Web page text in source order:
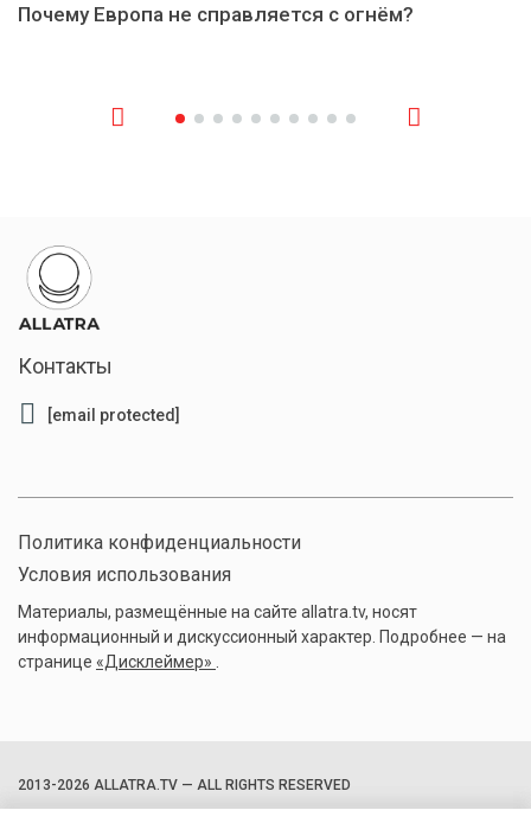
Почему Европа не справляется с огнём?
Контакты
[email protected]
Политика конфиденциальности
Условия использования
Материалы, размещённые на сайте allatra.tv, носят
информационный и дискуссионный характер. Подробнее — на
странице «Дисклеймер»
2013-2026 ALLATRA.TV — ALL RIGHTS RESERVED